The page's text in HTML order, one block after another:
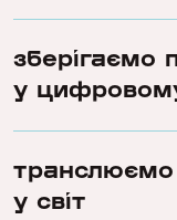
зберігаємо
у цифровому
транслюємо
у світ